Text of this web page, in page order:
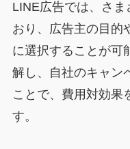
LINE広告では、さ
おり、広告主の目的
に選択することが可
解し、自社のキャン
ことで、費用対効果
す。